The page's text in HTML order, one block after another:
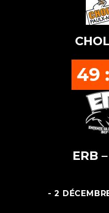
49
ERB
- 2